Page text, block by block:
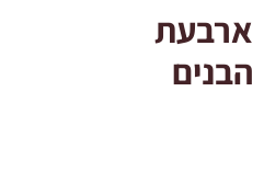
ארבעת
הבנים